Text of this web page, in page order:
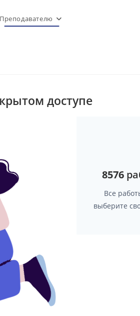
Преподавателю
доступе
8576
Все
выберите